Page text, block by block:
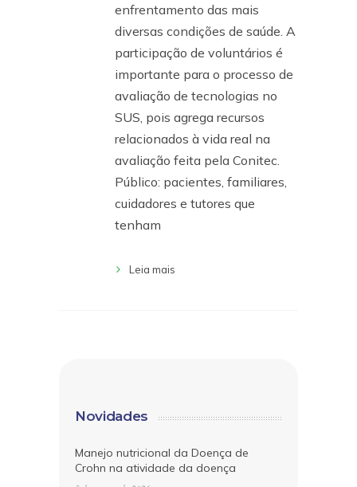
enfrentamento das mais
diversas condições de saúde. A
participação de voluntários é
importante para o processo de
avaliação de tecnologias no
SUS, pois agrega recursos
relacionados à vida real na
avaliação feita pela Conitec.
Público: pacientes, familiares,
cuidadores e tutores que
tenham
Leia mais
Novidades
Manejo nutricional da Doença de
Crohn na atividade da doença